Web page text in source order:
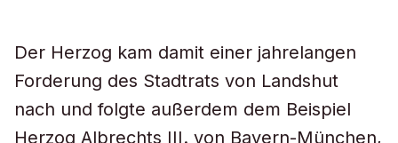
Der Herzog kam damit einer jahrelangen
Forderung des Stadtrats von Landshut
nach und folgte außerdem dem Beispiel
Herzog Albrechts III. von Bayern-München,